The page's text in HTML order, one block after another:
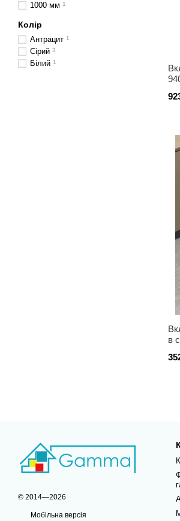
в
1000 мм 1
Колір
Антрацит 1
Сірий 3
Білий 1
© 2014—2026
Мобільна версія